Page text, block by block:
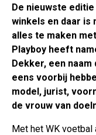
De nieuwste
winkels en daar is
alles te maken
Playboy heeft
Dekker, een
eens voorbij
model, jurist,
de vrouw van
Met het WK voetbal